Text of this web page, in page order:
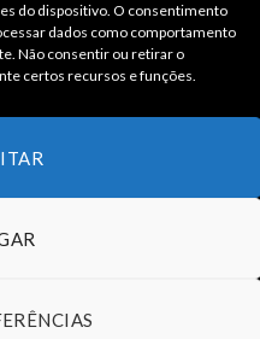
do dispositivo. O consentimento
dados como comportamento
Não consentir ou retirar o
certos recursos e funções.